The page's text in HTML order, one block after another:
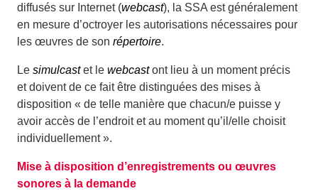
diffusés sur Internet (webcast), la SSA est généralement
en mesure d’octroyer les autorisations nécessaires pour
les œuvres de son répertoire.
Le simulcastet le webcastont lieu à un moment précis
et doivent de ce fait être distinguées des mises à
disposition « de telle manière que chacun/e puisse y
avoir accès de l’endroit et au moment qu’il/elle choisit
individuellement ».
Mise à disposition d’enregistrements ou œuvres
sonores à la demande